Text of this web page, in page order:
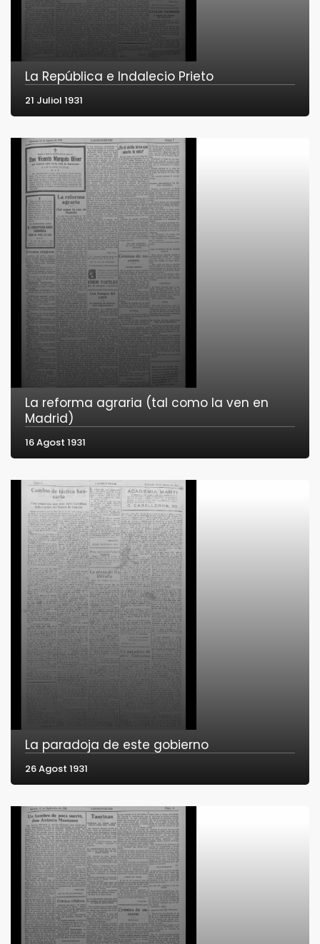
La República e Indalecio Prieto
21 Juliol 1931
La reforma agraria (tal como la ven en
Madrid)
16 Agost 1931
La paradoja de este gobierno
26 Agost 1931